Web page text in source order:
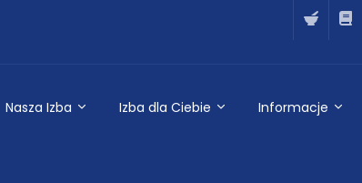
Nasza Izba Izba dla Ciebie Informacje